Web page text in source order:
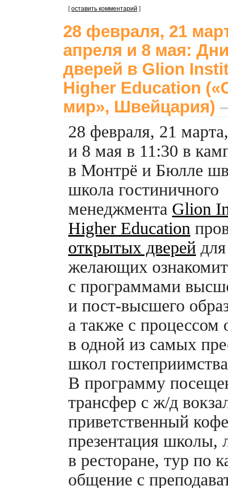
[оставить комментарий ]
28 февраля, 21
апреля и 8 мая:
дверей в Glion
Higher Education
мир», Швейцария)
28 февраля, 21
и 8 мая в 11:30 в
в Монтрё и Бюлле
школа гостиничного
менеджмента Glion
Higher Education
открытых дверей
желающих
с программами
и пост-высшего
а также с процессом
в одной из самых
школ
В программу
трансфер с ж/д
приветственный
презентация школы,
в ресторане, тур по
общение с